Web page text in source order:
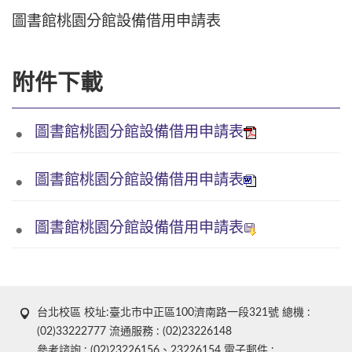
圖書館桃園分館設備借用申請表
附件下載
圖書館桃園分館設備借用申請表
圖書館桃園分館設備借用申請表
圖書館桃園分館設備借用申請表
台北校區 校址:臺北市中正區100濟南路一段321號 總機 :
(02)33222777 流通服務 : (02)23226148